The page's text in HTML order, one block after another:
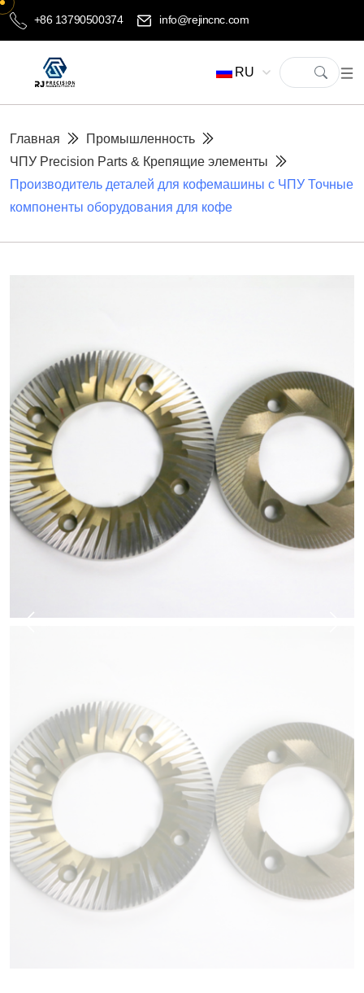
+86 13790500374 info@rejincnc.com
RU
Главная
Промышленность
ЧПУ Precision Parts & Крепящие элементы
Производитель деталей для кофемашины с ЧПУ Точные
компоненты оборудования для кофе